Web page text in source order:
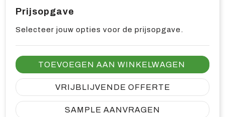
Prijsopgave
Selecteer jouw opties voor de prijsopgave.
TOEVOEGEN AAN WINKELWAGEN
VRIJBLIJVENDE OFFERTE
SAMPLE AANVRAGEN